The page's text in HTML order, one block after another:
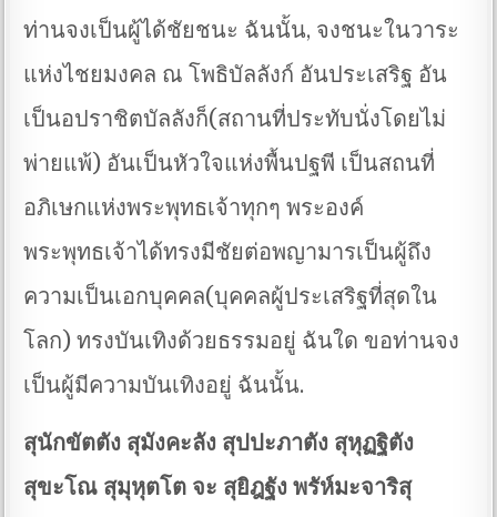
ท่านจงเป็นผู้ได้ชัยชนะ ฉันนั้น, จงชนะในวาระ
แห่งไชยมงคล ณ โพธิบัลลังก์ อันประเสริฐ อัน
เป็นอปราชิตบัลลังก็(สถานที่ประทับนั่งโดยไม่
พ่ายแพ้) อันเป็นหัวใจแห่งพื้นปฐพี เป็นสถนที่
อภิเษกแห่งพระพุทธเจ้าทุกๆ พระองค์
พระพุทธเจ้าได้ทรงมีชัยต่อพญามารเป็นผู้ถึง
ความเป็นเอกบุคคล(บุคคลผู้ประเสริฐที่สุดใน
โลก) ทรงบันเทิงด้วยธรรมอยู่ ฉันใด ขอท่านจง
เป็นผู้มีความบันเทิงอยู่ ฉันนั้น.
สุนักขัตตัง สุมังคะลัง สุปปะภาตัง สุหุฏฐิตัง
สุขะโณ สุมุหุตโต จะ สุยิฎฐัง พรัห์มะจาริสุ